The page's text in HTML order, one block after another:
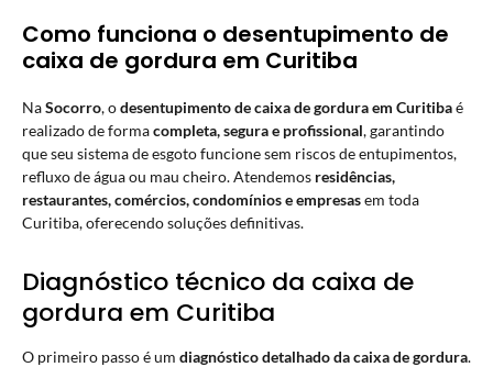
Como funciona o desentupimento de
caixa de gordura em Curitiba
NaSocorro, odesentupimento de caixa de gordura em Curitibaé
realizado de formacompleta, segura e profissional, garantindo
que seu sistema de esgoto funcione sem riscos de entupimentos,
refluxo de água ou mau cheiro. Atendemos residências,
restaurantes, comércios, condomínios e empresasem toda
Curitiba, oferecendo soluções definitivas.
Diagnóstico técnico da caixa de
gordura em Curitiba
O primeiro passo é um diagnóstico detalhado da caixa de gordura.